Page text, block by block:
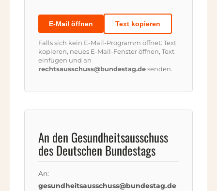
E-Mail öffnen Text kopieren
Falls sich kein E-Mail-Programm öffnet: Text
kopieren, neues E-Mail-Fenster öffnen, Text
einfügen und an
rechtsausschuss@bundestag.de senden.
An den Gesundheitsausschuss
des Deutschen Bundestags
An:
gesundheitsausschuss@bundestag.de